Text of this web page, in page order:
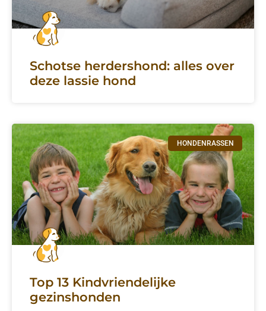
Schotse herdershond: alles over
deze lassie hond
HONDENRASSEN
Top 13 Kindvriendelijke
gezinshonden